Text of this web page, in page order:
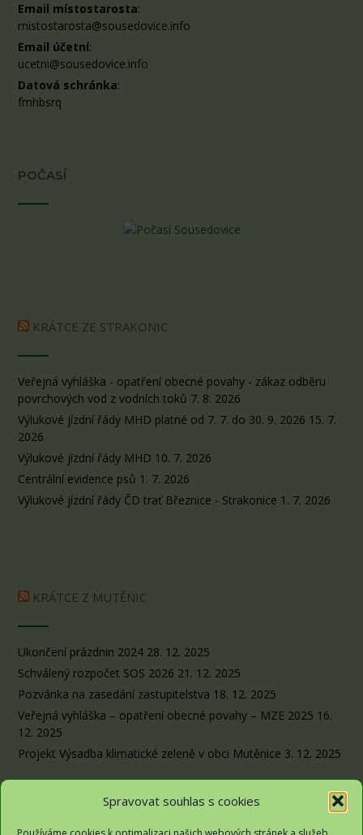
Spravovat souhlas s cookies
Email místostarosta:
mistostarosta@sousedovice.info
Email účetní:
ucetni@sousedovice.info
Datová schránka:
fmhbsrq
POČASÍ
KRÁTCE ZE STRAKONIC
Veřejná vyhláška - opatření obecné povahy - zákaz odběru
povrchových vod z vodních toků 7. 8. 2026
Výlukové jízdní řády MHD platné od 7. 7. do 30. 9. 2026 15. 7.
2026
Výlukové jízdní řády MHD 10. 7. 2026
Centrální evidence psů 1. 7. 2026
Výlukové jízdní řády ČD trať Březnice - Strakonice 1. 7. 2026
KRÁTCE Z MUTĚNIC
Ukončení prázdnin 2024 28. 12. 2025
Schválený rozpočet SOS 2026 21. 12. 2025
Pozvánka na zasedání zastupitelstva 18. 12. 2025
Veřejná vyhláška – opatření obecné povahy – MZE 2025 16.
12. 2025
Projekt Výsadba klimatické zeleně v obci Mutěnice 3. 12. 2025